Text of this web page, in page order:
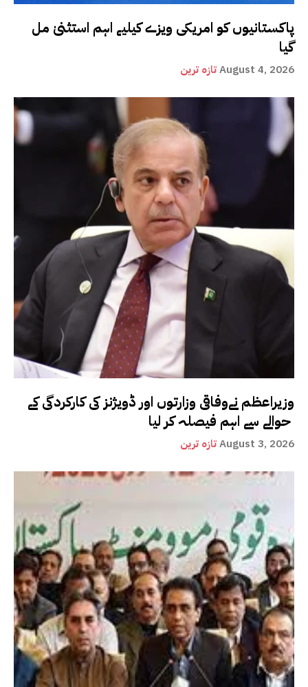
پاکستانیوں کو امریکی ویزے کیلیے اہم استثنیٰ مل
گیا
تازہ ترینAugust 4, 2026
وزیراعظم نےوفاقی وزارتوں اور ڈویژنز کی کارکردگی کے
تازہ ترینAugust 3, 2026